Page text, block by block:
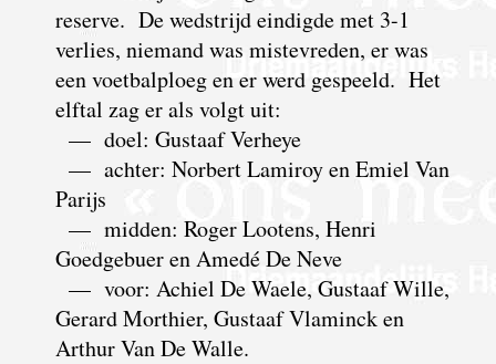
reserve. De wedstrijd eindigde met 3-1
verlies, niemand was mistevreden, er was
een voetbalploeg en er werd gespeeld. Het
elftal zag er als volgt uit:
— doel: Gustaaf Verheye
— achter: Norbert Lamiroy en Emiel Van
Parijs
— midden: Roger Lootens, Henri
Goedgebuer en Amedé De Neve
— voor: Achiel De Waele, Gustaaf Wille,
Gerard Morthier, Gustaaf Vlaminck en
Arthur Van De Walle.